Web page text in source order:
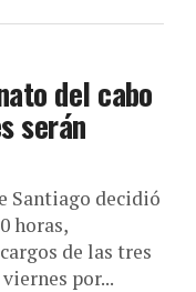
del cabo
serán
Santiago decidió
horas,
de las tres
por...